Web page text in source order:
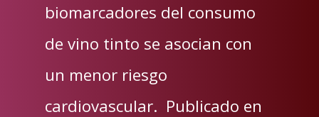
biomarcadores del consumo
de vino tinto se asocian con
un menor riesgo
cardiovascular. Publicado en